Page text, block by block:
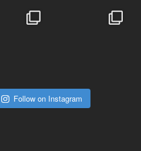
Follow on Instagram